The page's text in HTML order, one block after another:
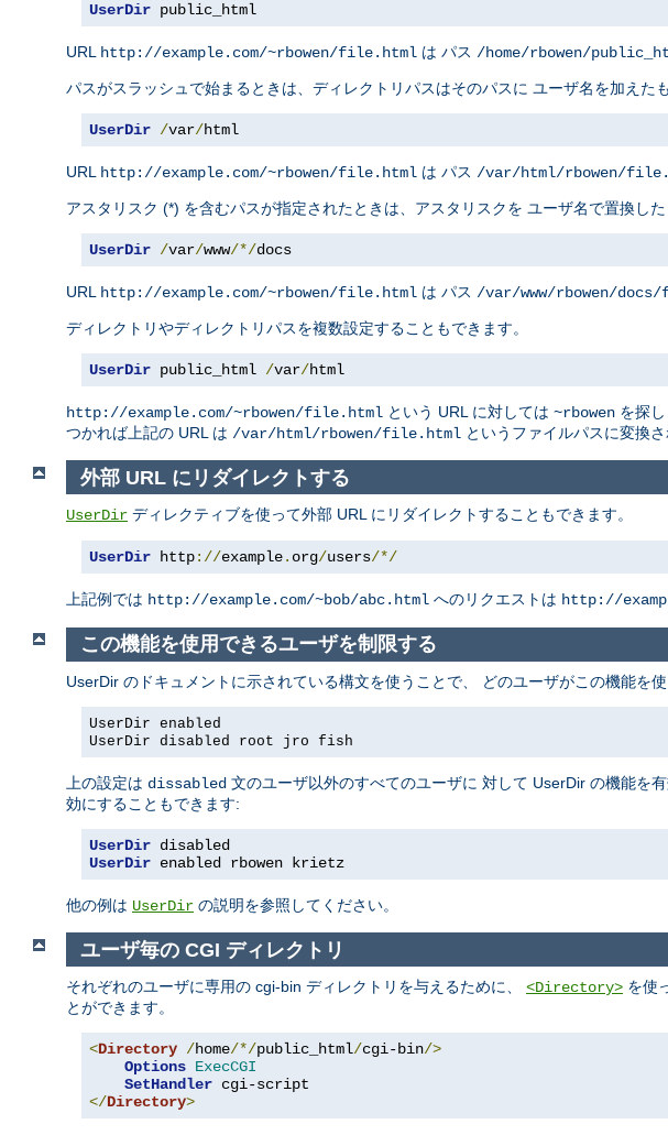
UserDir public_html
URL http://example.com/~rbowen/file.html は パス /home/rbowen/
パスがスラッシュで始まるときは、ディレクトリパスはそのパスに ユーザ名を加えた
UserDir /var/html
URL http://example.com/~rbowen/file.html は パス /var/html/rbowen/
アスタリスク (*) を含むパスが指定されたときは、アスタリスクを ユーザ名で置換し
UserDir /var/www/*/docs
URL http://example.com/~rbowen/file.html は パス /var/www/rbowen/
ディレクトリやディレクトリパスを複数設定することもできます。
UserDir public_html /var/html
http://example.com/~rbowen/file.html という URL に対しては ~rbowen を探
つかれば上記の URL は /var/html/rbowen/file.html というファイルパスに変換さ
外部 URL にリダイレクトする
UserDir ディレクティブを使って外部 URL にリダイレクトすることもできます。
UserDir http://example. org/users/*/
上記例では http://example.com/~bob/abc.html へのリクエストは http://
この機能を使用できるユーザを制限する
UserDir のドキュメントに示されている構文を使うことで、 どのユーザがこの機能を
UserDir enabled
UserDir disabled root jro fish
上の設定は dissabled 文のユーザ以外のすべてのユーザに 対して UserDir の機能を
効にすることもできます:
UserDir disabled
UserDir enabled rbowen krietz
他の例は UserDir の説明を参照してください。
ユーザ毎の CGI ディレクトリ
それぞれのユーザに専用の cgi-bin ディレクトリを与えるために、 <Directory> を使
とができます。
<Directory /home/*/public_html/cgi-bin/>
Options ExecCGI
SetHandler
</Directory>